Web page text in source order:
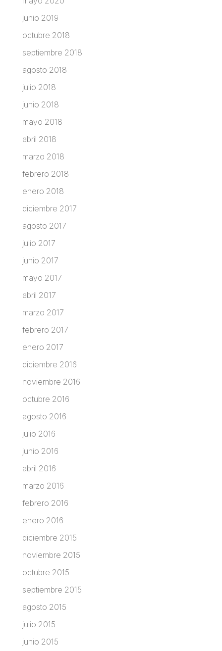
junio 2019
octubre 2018
septiembre 2018
agosto 2018
julio 2018
junio 2018
mayo 2018
abril 2018
marzo 2018
febrero 2018
enero 2018
diciembre 2017
agosto 2017
julio 2017
junio 2017
mayo 2017
abril 2017
marzo 2017
febrero 2017
enero 2017
diciembre 2016
noviembre 2016
octubre 2016
agosto 2016
julio 2016
junio 2016
abril 2016
marzo 2016
febrero 2016
enero 2016
diciembre 2015
noviembre 2015
octubre 2015
septiembre 2015
agosto 2015
julio 2015
junio 2015